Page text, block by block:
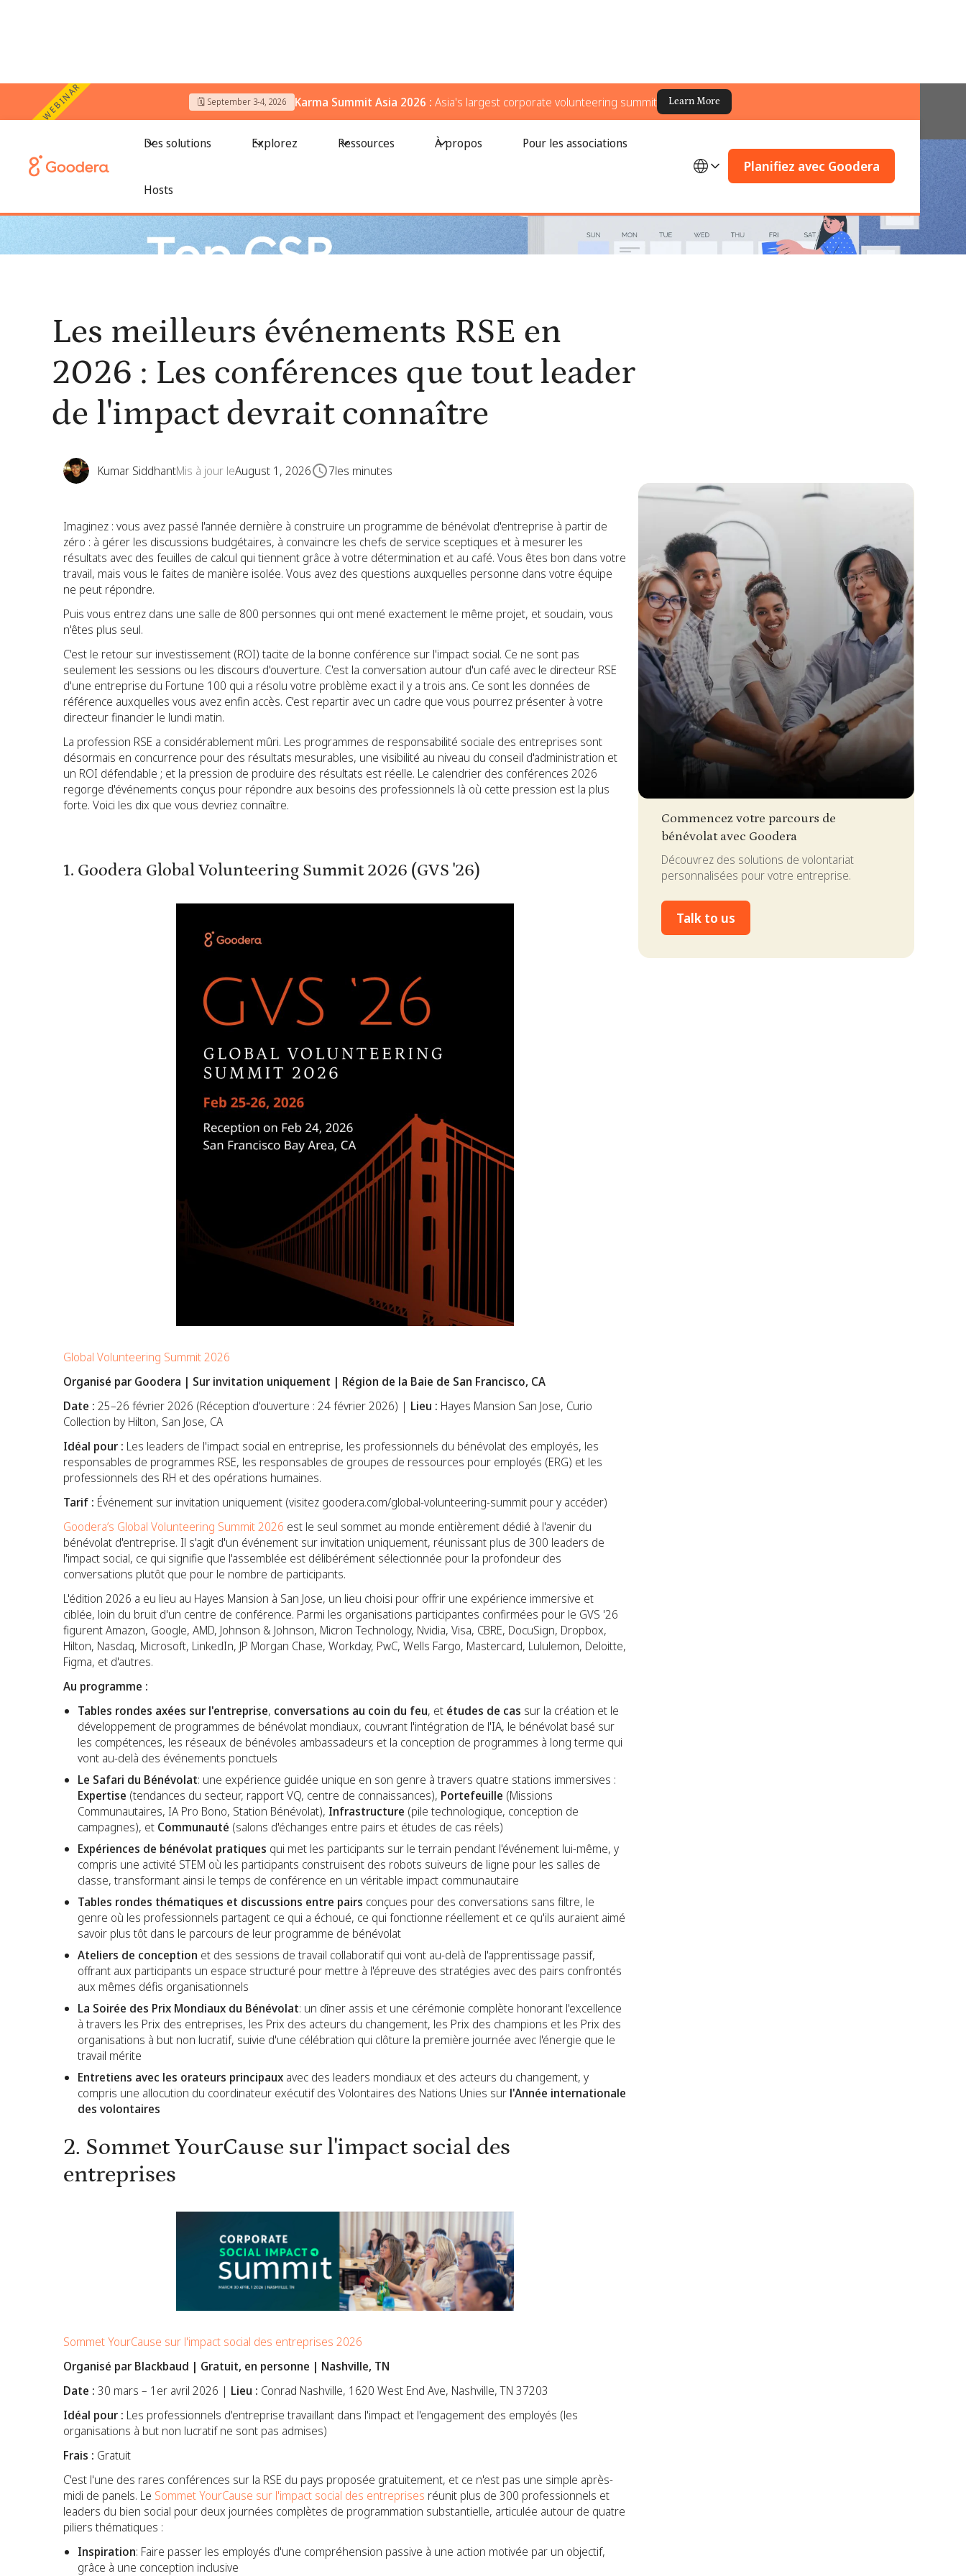
WEBINAR 🗓️ September 3-4, 2026 Karma Summit Asia 2026 : Asia's largest corporate volunteering summit Learn More
Des solutions Explorez Ressources À propos Pour les associations
Hosts
Planifiez avec Goodera
← Tous les blogs Les meilleurs événements RSE en 2026 : Les conférences que tout leader de l'impact devrait connaître
Les meilleurs événements RSE en
2026 : Les conférences que tout leader
de l'impact devrait connaître
Kumar SiddhantMis à jour leAugust 1, 2026 7les minutes
Imaginez : vous avez passé l'année dernière à construire un programme de bénévolat d'entreprise à partir de
zéro : à gérer les discussions budgétaires, à convaincre les chefs de service sceptiques et à mesurer les
résultats avec des feuilles de calcul qui tiennent grâce à votre détermination et au café. Vous êtes bon dans votre
travail, mais vous le faites de manière isolée. Vous avez des questions auxquelles personne dans votre équipe
ne peut répondre.
Puis vous entrez dans une salle de 800 personnes qui ont mené exactement le même projet, et soudain, vous
n'êtes plus seul.
C'est le retour sur investissement (ROI) tacite de la bonne conférence sur l'impact social. Ce ne sont pas
seulement les sessions ou les discours d'ouverture. C'est la conversation autour d'un café avec le directeur RSE
d'une entreprise du Fortune 100 qui a résolu votre problème exact il y a trois ans. Ce sont les données de
référence auxquelles vous avez enfin accès. C'est repartir avec un cadre que vous pourrez présenter à votre
directeur financier le lundi matin.
La profession RSE a considérablement mûri. Les programmes de responsabilité sociale des entreprises sont
désormais en concurrence pour des résultats mesurables, une visibilité au niveau du conseil d'administration et
un ROI défendable ; et la pression de produire des résultats est réelle. Le calendrier des conférences 2026
regorge d'événements conçus pour répondre aux besoins des professionnels là où cette pression est la plus
forte. Voici les dix que vous devriez connaître.
1. Goodera Global Volunteering Summit 2026 (GVS '26)
Global Volunteering Summit 2026
Organisé par Goodera | Sur invitation uniquement | Région de la Baie de San Francisco, CA
Date : 25–26 février 2026 (Réception d'ouverture : 24 février 2026) | Lieu : Hayes Mansion San Jose, Curio
Collection by Hilton, San Jose, CA
Idéal pour : Les leaders de l'impact social en entreprise, les professionnels du bénévolat des employés, les
responsables de programmes RSE, les responsables de groupes de ressources pour employés (ERG) et les
professionnels des RH et des opérations humaines.
Tarif : Événement sur invitation uniquement (visitez goodera.com/global-volunteering-summit pour y accéder)
Goodera’s Global Volunteering Summit 2026 est le seul sommet au monde entièrement dédié à l'avenir du
bénévolat d'entreprise. Il s'agit d'un événement sur invitation uniquement, réunissant plus de 300 leaders de
l'impact social, ce qui signifie que l'assemblée est délibérément sélectionnée pour la profondeur des
conversations plutôt que pour le nombre de participants.
L'édition 2026 a eu lieu au Hayes Mansion à San Jose, un lieu choisi pour offrir une expérience immersive et
ciblée, loin du bruit d'un centre de conférence. Parmi les organisations participantes confirmées pour le GVS '26
figurent Amazon, Google, AMD, Johnson & Johnson, Micron Technology, Nvidia, Visa, CBRE, DocuSign, Dropbox,
Hilton, Nasdaq, Microsoft, LinkedIn, JP Morgan Chase, Workday, PwC, Wells Fargo, Mastercard, Lululemon, Deloitte,
Figma, et d'autres.
Au programme :
Tables rondes axées sur l'entreprise, conversations au coin du feu, et études de cas sur la création et le
développement de programmes de bénévolat mondiaux, couvrant l'intégration de l'IA, le bénévolat basé sur
les compétences, les réseaux de bénévoles ambassadeurs et la conception de programmes à long terme qui
vont au-delà des événements ponctuels
Le Safari du Bénévolat: une expérience guidée unique en son genre à travers quatre stations immersives :
Expertise (tendances du secteur, rapport VQ, centre de connaissances), Portefeuille (Missions
Communautaires, IA Pro Bono, Station Bénévolat), Infrastructure (pile technologique, conception de
campagnes), et Communauté (salons d'échanges entre pairs et études de cas réels)
Expériences de bénévolat pratiques qui met les participants sur le terrain pendant l'événement lui-même, y
compris une activité STEM où les participants construisent des robots suiveurs de ligne pour les salles de
classe, transformant ainsi le temps de conférence en un véritable impact communautaire
Tables rondes thématiques et discussions entre pairs conçues pour des conversations sans filtre, le
genre où les professionnels partagent ce qui a échoué, ce qui fonctionne réellement et ce qu'ils auraient aimé
savoir plus tôt dans le parcours de leur programme de bénévolat
Ateliers de conception et des sessions de travail collaboratif qui vont au-delà de l'apprentissage passif,
offrant aux participants un espace structuré pour mettre à l'épreuve des stratégies avec des pairs confrontés
aux mêmes défis organisationnels
La Soirée des Prix Mondiaux du Bénévolat: un dîner assis et une cérémonie complète honorant l'excellence
à travers les Prix des entreprises, les Prix des acteurs du changement, les Prix des champions et les Prix des
organisations à but non lucratif, suivie d'une célébration qui clôture la première journée avec l'énergie que le
travail mérite
Entretiens avec les orateurs principaux avec des leaders mondiaux et des acteurs du changement, y
compris une allocution du coordinateur exécutif des Volontaires des Nations Unies sur l'Année internationale
des volontaires
2. Sommet YourCause sur l'impact social des
entreprises
Sommet YourCause sur l'impact social des entreprises 2026
Organisé par Blackbaud | Gratuit, en personne | Nashville, TN
Date : 30 mars – 1er avril 2026 | Lieu : Conrad Nashville, 1620 West End Ave, Nashville, TN 37203
Idéal pour : Les professionnels d'entreprise travaillant dans l'impact et l'engagement des employés (les
organisations à but non lucratif ne sont pas admises)
Frais : Gratuit
C'est l'une des rares conférences sur la RSE du pays proposée gratuitement, et ce n'est pas une simple après-
midi de panels. Le Sommet YourCause sur l'impact social des entreprises réunit plus de 300 professionnels et
leaders du bien social pour deux journées complètes de programmation substantielle, articulée autour de quatre
piliers thématiques :
Inspiration: Faire passer les employés d'une compréhension passive à une action motivée par un objectif,
grâce à une conception inclusive
Commencez votre parcours de
bénévolat avec Goodera
Découvrez des solutions de volontariat
personnalisées pour votre entreprise.
Talk to us